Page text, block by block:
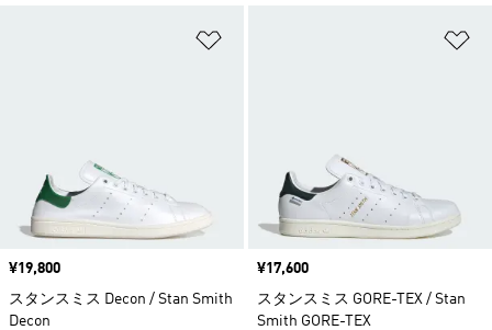
価格
¥19,800
スタンスミス Decon / Stan Smith
Decon
価格
¥17,600
スタンスミス GORE-TEX / Stan
Smith GORE-TEX